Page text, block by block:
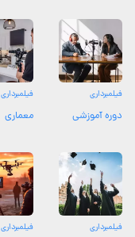
فیلمبرداری
دوره آموزشی
فیلمبرداری
معماری
فیلمبرداری فیلمبرداری